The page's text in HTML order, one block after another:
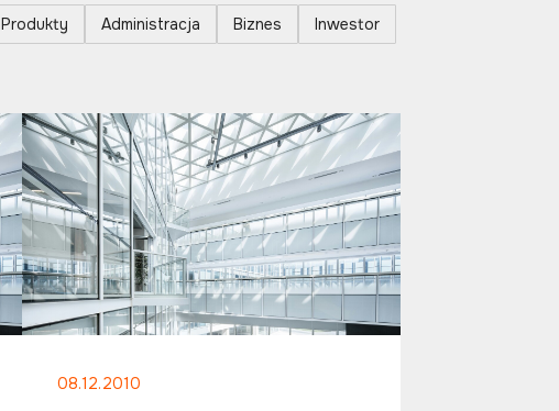
Produkty Administracja Biznes
Inwestor
08.12.2010